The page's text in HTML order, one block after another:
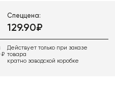
₽
Спеццена:
129.90₽
Действует только при заказе
товара
кратно заводской коробке